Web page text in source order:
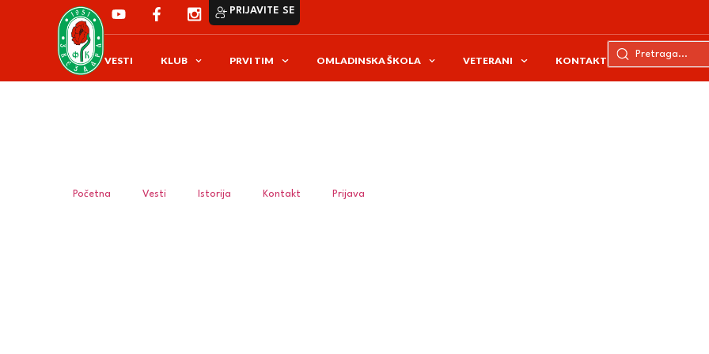
PRIJAVITE SE
VESTI KLUB PRVI TIM OMLADINSKA ŠKOLA VETERANI KONTAKT
Početna Vesti Istorija Kontakt Prijava